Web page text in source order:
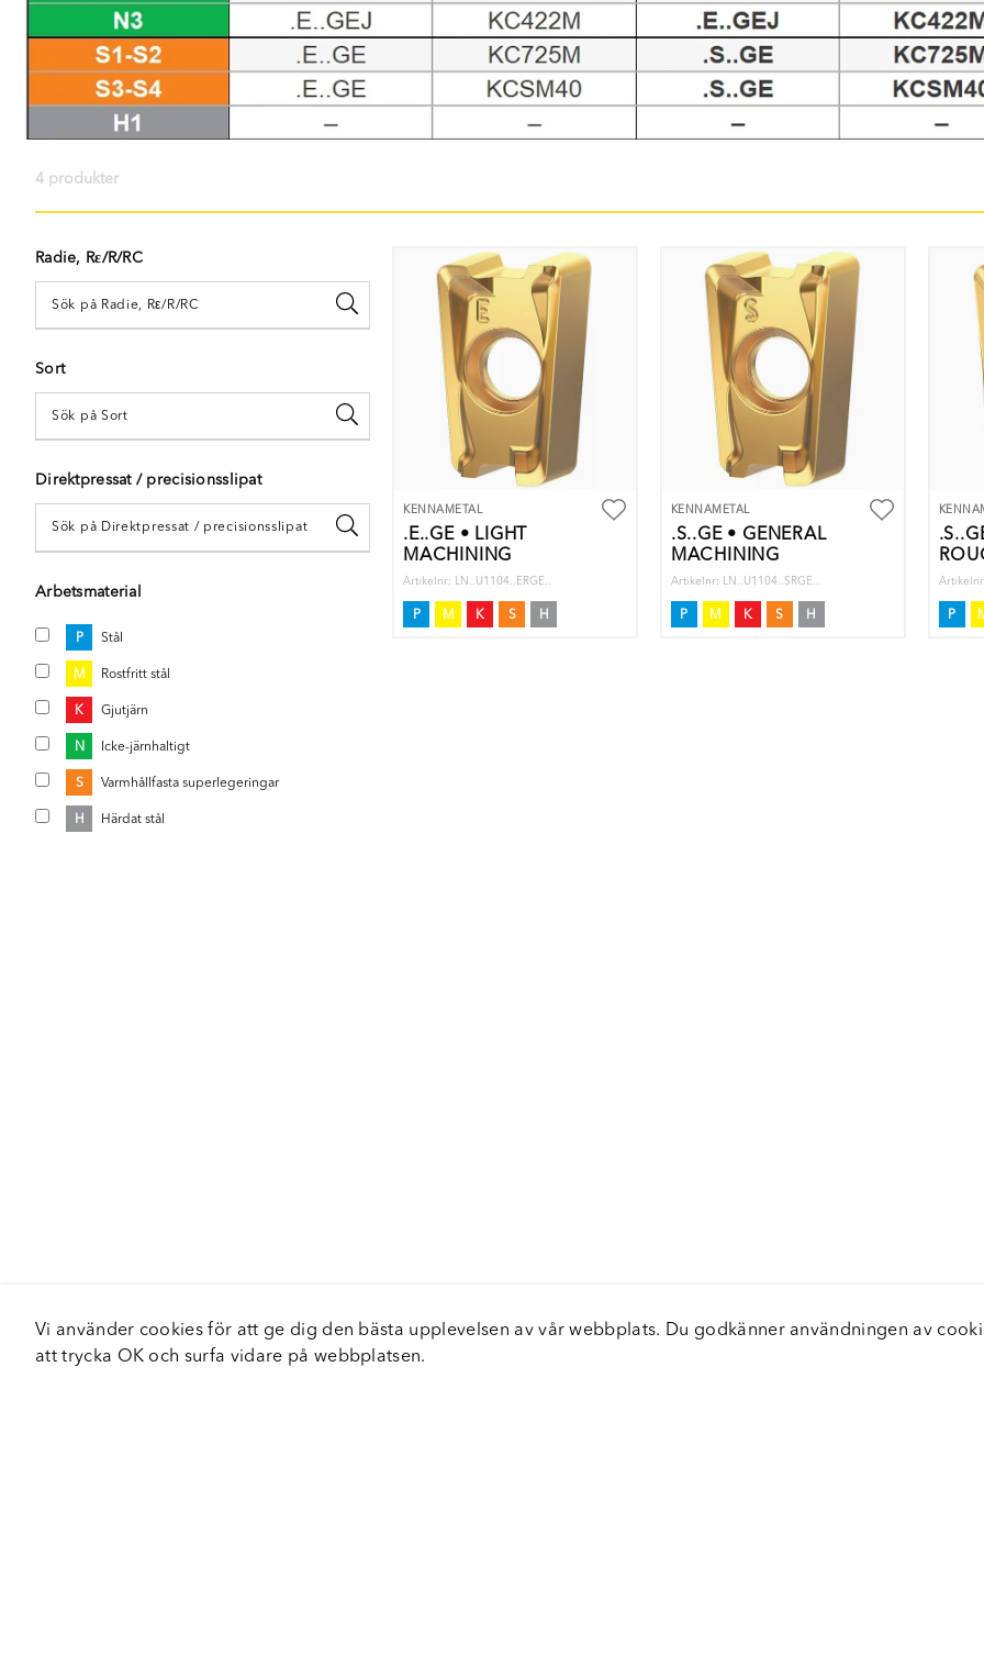
4 produkter
Radie, Rε/R/RC
Sort
Direktpressat / precisionsslipat
Arbetsmaterial
P Stål
M Rostfritt stål
K Gjutjärn
N Icke-järnhaltigt
S Varmhållfasta superlegeringar
H Härdat stål
KENNAMETAL
.E..GE • LIGHT
MACHINING
Artikelnr: LN..U1104..ERGE..
P M K S H
KENNAMETAL
.S..GE • GENERAL
MACHINING
Artikelnr: LN..U1104..SRGE..
P M K S H P
Vi använder cookies för att ge dig den bästa upplevelsen av vår webbplats. Du godkänner användningen av
att trycka OK och surfa vidare på webbplatsen.